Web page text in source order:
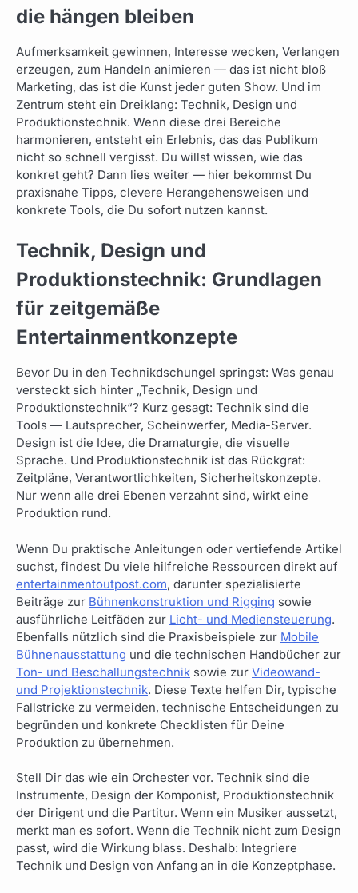
die hängen bleiben
Aufmerksamkeit gewinnen, Interesse wecken, Verlangen
erzeugen, zum Handeln animieren — das ist nicht bloß
Marketing, das ist die Kunst jeder guten Show. Und im
Zentrum steht ein Dreiklang: Technik, Design und
Produktionstechnik. Wenn diese drei Bereiche
harmonieren, entsteht ein Erlebnis, das das Publikum
nicht so schnell vergisst. Du willst wissen, wie das
konkret geht? Dann lies weiter — hier bekommst Du
praxisnahe Tipps, clevere Herangehensweisen und
konkrete Tools, die Du sofort nutzen kannst.
Technik, Design und
Produktionstechnik: Grundlagen
für zeitgemäße
Entertainmentkonzepte
Bevor Du in den Technikdschungel springst: Was genau
versteckt sich hinter „Technik, Design und
Produktionstechnik“? Kurz gesagt: Technik sind die
Tools — Lautsprecher, Scheinwerfer, Media-Server.
Design ist die Idee, die Dramaturgie, die visuelle
Sprache. Und Produktionstechnik ist das Rückgrat:
Zeitpläne, Verantwortlichkeiten, Sicherheitskonzepte.
Nur wenn alle drei Ebenen verzahnt sind, wirkt eine
Produktion rund.
Wenn Du praktische Anleitungen oder vertiefende Artikel
suchst, findest Du viele hilfreiche Ressourcen direkt auf
entertainmentoutpost.com, darunter spezialisierte
Beiträge zur Bühnenkonstruktion und Rigging sowie
ausführliche Leitfäden zur Licht- und Mediensteuerung.
Ebenfalls nützlich sind die Praxisbeispiele zur Mobile
Bühnenausstattung und die technischen Handbücher zur
Ton- und Beschallungstechnik sowie zur Videowand-
und Projektionstechnik. Diese Texte helfen Dir, typische
Fallstricke zu vermeiden, technische Entscheidungen zu
begründen und konkrete Checklisten für Deine
Produktion zu übernehmen.
Stell Dir das wie ein Orchester vor. Technik sind die
Instrumente, Design der Komponist, Produktionstechnik
der Dirigent und die Partitur. Wenn ein Musiker aussetzt,
merkt man es sofort. Wenn die Technik nicht zum Design
passt, wird die Wirkung blass. Deshalb: Integriere
Technik und Design von Anfang an in die Konzeptphase.